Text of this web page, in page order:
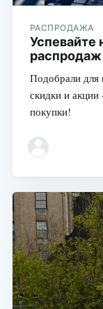
РАСПРОДАЖА
Успевайте
распродаж
Подобрали для
скидки и акции
покупки!